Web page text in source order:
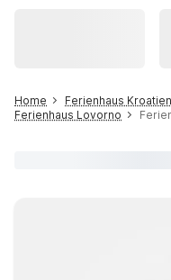
Home Ferienhaus Kroatien
Ferienhaus Lovorno